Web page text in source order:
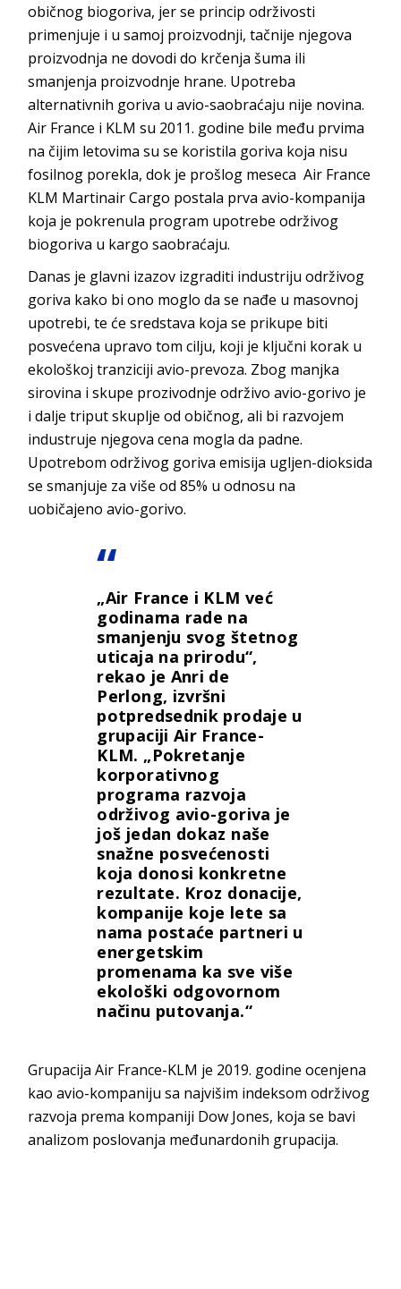
običnog biogoriva, jer se princip održivosti
primenjuje i u samoj proizvodnji, tačnije njegova
proizvodnja ne dovodi do krčenja šuma ili
smanjenja proizvodnje hrane. Upotreba
alternativnih goriva u avio-saobraćaju nije novina.
Air France i KLM su 2011. godine bile među prvima
na čijim letovima su se koristila goriva koja nisu
fosilnog porekla, dok je prošlog meseca Air France
KLM Martinair Cargo postala prva avio-kompanija
koja je pokrenula program upotrebe održivog
biogoriva u kargo saobraćaju.
Danas je glavni izazov izgraditi industriju održivog
goriva kako bi ono moglo da se nađe u masovnoj
upotrebi, te će sredstava koja se prikupe biti
posvećena upravo tom cilju, koji je ključni korak u
ekološkoj tranziciji avio-prevoza. Zbog manjka
sirovina i skupe prozivodnje održivo avio-gorivo je
i dalje triput skuplje od običnog, ali bi razvojem
industruje njegova cena mogla da padne.
Upotrebom održivog goriva emisija ugljen-dioksida
se smanjuje za više od 85% u odnosu na
uobičajeno avio-gorivo.
„Air France i KLM već
godinama rade na
smanjenju svog štetnog
uticaja na prirodu“,
rekao je Anri de
Perlong, izvršni
potpredsednik prodaje u
grupaciji Air France-
KLM. „Pokretanje
korporativnog
programa razvoja
održivog avio-goriva je
još jedan dokaz naše
snažne posvećenosti
koja donosi konkretne
rezultate. Kroz donacije,
kompanije koje lete sa
nama postaće partneri u
energetskim
promenama ka sve više
ekološki odgovornom
načinu putovanja.“
Grupacija Air France-KLM je 2019. godine ocenjena
kao avio-kompaniju sa najvišim indeksom održivog
razvoja prema kompaniji Dow Jones, koja se bavi
analizom poslovanja međunardonih grupacija.